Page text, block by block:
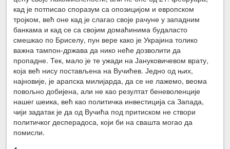
кад је потписао споразум са опозицијом и европском
тројком, већ оне кад је слагао своје рачуне у западним
банкама и кад се са својим домаћинима будаласто
смешкао по Бриселу, пун вере како је Украјина толико
важна тампон-држава да нико неће дозволити да
пропадне. Тек, мало је те ужади на Јануковичевом врату,
која већ нису постављена на Вучићев. Једно од њих,
најновије, је арапска милијарда, да се не лажемо, веома
повољно добијена, али не као резултат беневоленције
нашег шеика, већ као политичка инвестиција са Запада,
чији задатак је да од Вучића под притиском не створи
политичког десперадоса, који би на свашта могао да
помисли.